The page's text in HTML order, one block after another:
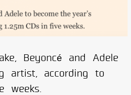
Beyoncé and Adele
artist, according to
weeks.